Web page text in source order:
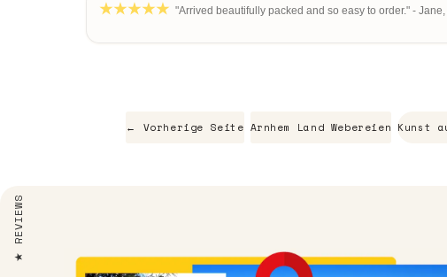
"Arrived beautifully packed and so easy to order." - Jane,
← Vorherige Seite Arnhem Land Webereien Kunst
REVIEWS